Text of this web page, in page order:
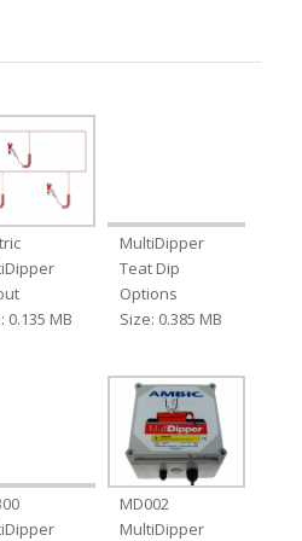
0.135 MB
MultiDipper
Teat Dip
Options
Size: 0.385 MB
MD002
MultiDipper